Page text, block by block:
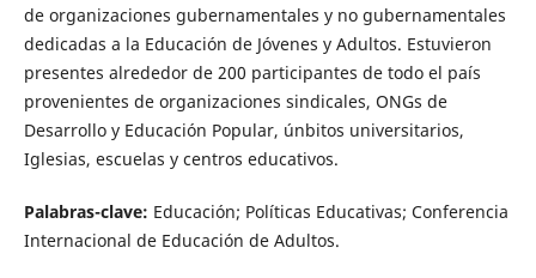
de organizaciones gubernamentales y no gubernamentales
dedicadas a la Educación de Jóvenes y Adultos. Estuvieron
presentes alrededor de 200 participantes de todo el país
provenientes de organizaciones sindicales, ONGs de
Desarrollo y Educación Popular, únbitos universitarios,
Iglesias, escuelas y centros educativos.
Palabras-clave: Educación; Políticas Educativas; Conferencia
Internacional de Educación de Adultos.